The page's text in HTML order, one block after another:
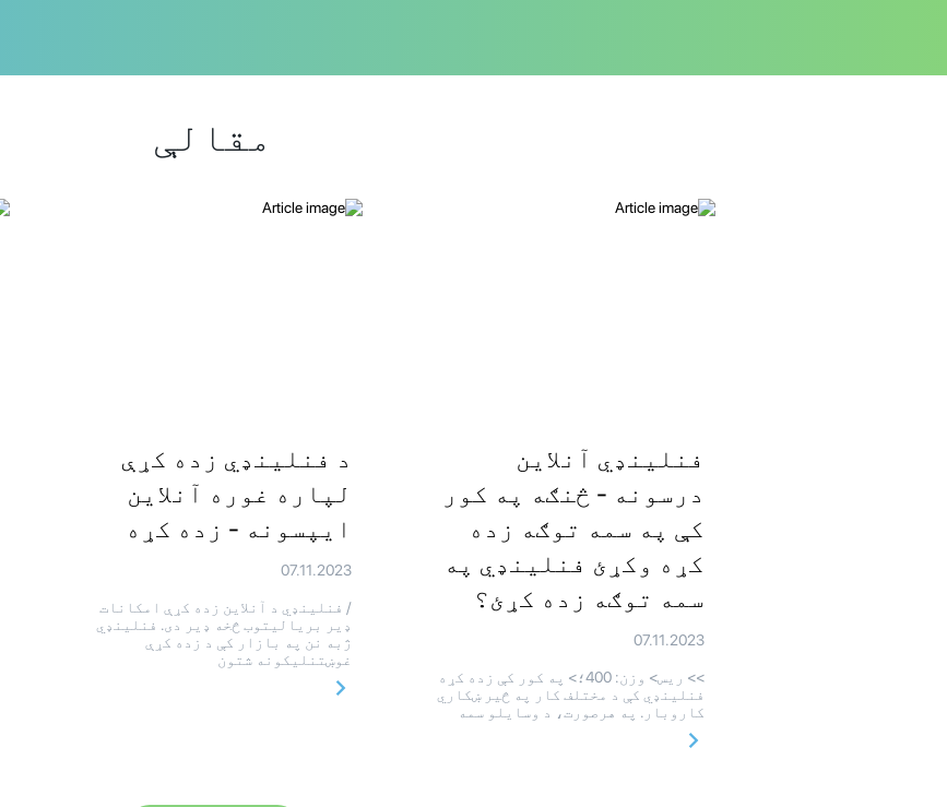
مقالې
فنلینډي آنلاین
درسونه - څنګه په کور
کې په سمه توګه زده
کړه وکړئ فنلینډي په
سمه توګه زده کړئ؟
07.11.2023
>> ريس> وزن: 400؛> په کور کې زده کړه
فنلینډي کې د مختلف کار په څیر ښکاري
کاروبار. په هرصورت، د وسایلو سمه
د فنلینډي زده کړې
لپاره غوره آنلاین
ایپسونه - زده کړه
07.11.2023
/ فنلینډي د آنلاین زده کړې امکانات
ډیر بریالیتوب څخه ډیر دی. فنلینډي
ژبه نن په بازار کې د زده کړې
غوښتنلیکونه شتون